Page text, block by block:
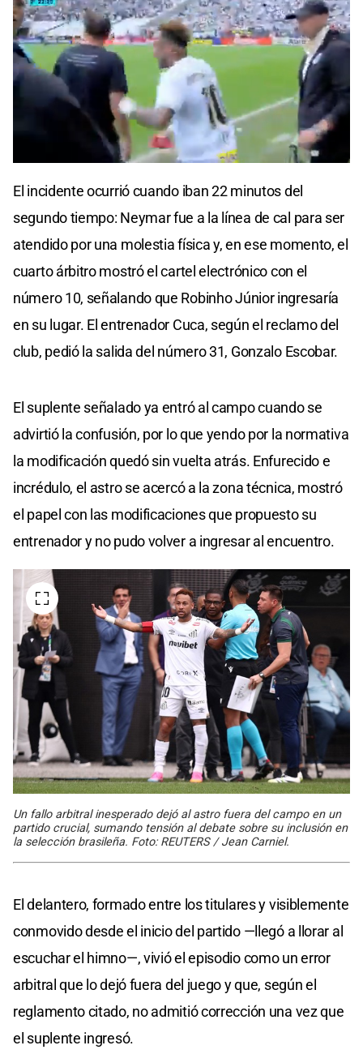
of
seconds
El incidente ocurrió cuando iban 22 minutos del
segundo tiempo: Neymar fue a la línea de cal para ser
atendido por una molestia física y, en ese momento, el
cuarto árbitro mostró el cartel electrónico con el
número 10, señalando que Robinho Júnior ingresaría
en su lugar. El entrenador Cuca, según el reclamo del
club, pedió la salida del número 31, Gonzalo Escobar.
El suplente señalado ya entró al campo cuando se
advirtió la confusión, por lo que yendo por la normativa
la modificación quedó sin vuelta atrás. Enfurecido e
incrédulo, el astro se acercó a la zona técnica, mostró
el papel con las modificaciones que propuesto su
entrenador y no pudo volver a ingresar al encuentro.
Un fallo arbitral inesperado dejó al astro fuera del campo en un
partido crucial, sumando tensión al debate sobre su inclusión en
la selección brasileña. Foto: REUTERS / Jean Carniel.
El delantero, formado entre los titulares y visiblemente
conmovido desde el inicio del partido —llegó a llorar al
escuchar el himno—, vivió el episodio como un error
arbitral que lo dejó fuera del juego y que, según el
reglamento citado, no admitió corrección una vez que
el suplente ingresó.